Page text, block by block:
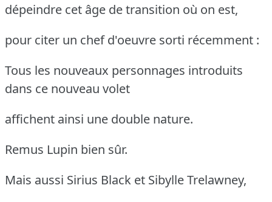
dépeindre cet âge de transition où on est,
pour citer un chef d'oeuvre sorti récemment :
Tous les nouveaux personnages introduits
dans ce nouveau volet
affichent ainsi une double nature.
Remus Lupin bien sûr.
Mais aussi Sirius Black et Sibylle Trelawney,